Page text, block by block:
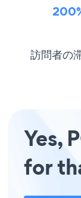
訪問者の
Yes,
for